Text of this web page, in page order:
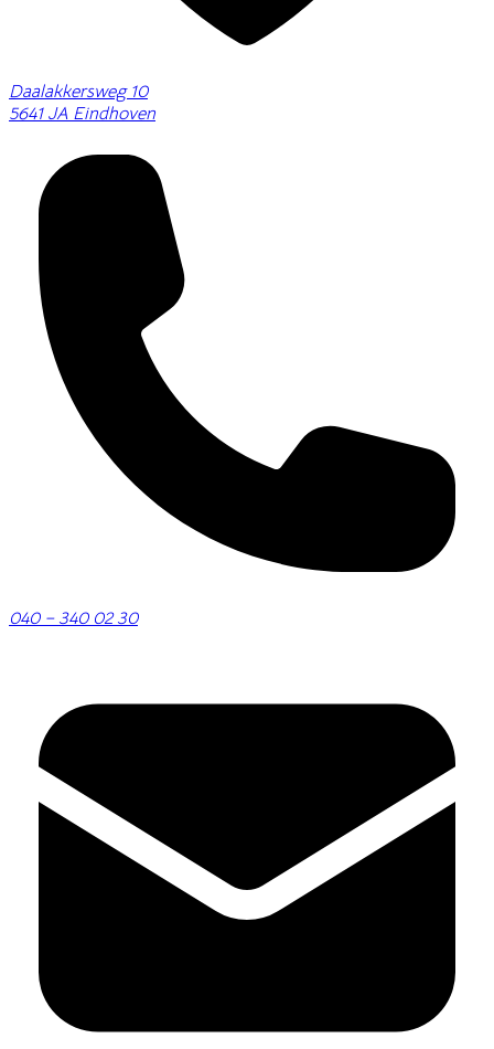
Daalakkersweg 10
5641 JA Eindhoven
040 – 340 02 30